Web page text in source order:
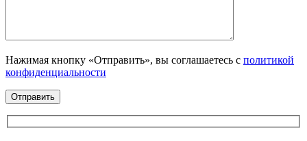
Нажимая кнопку «Отправить», вы соглашаетесь с политикой
конфиденциальности